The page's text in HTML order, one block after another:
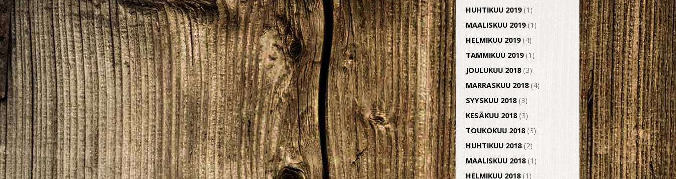
HUHTIKUU 2019(1)
MAALISKUU 2019(1)
HELMIKUU 2019(4)
TAMMIKUU 2019(1)
JOULUKUU 2018(3)
MARRASKUU 2018(4)
SYYSKUU 2018(3)
KESÄKUU 2018(3)
TOUKOKUU 2018(3)
HUHTIKUU 2018(2)
MAALISKUU 2018(1)
HELMIKUU 2018(1)